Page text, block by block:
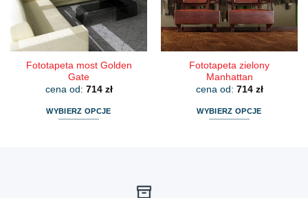
na
stronie
produktu
na
stronie
produktu
Fototapeta most Golden
Gate
cena od: 714 zł
WYBIERZ OPCJE
Fototapeta zielony
Manhattan
cena od: 714 zł
WYBIERZ OPCJE